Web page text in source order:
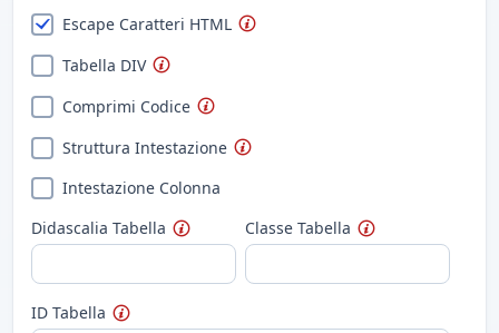
Escape Caratteri HTML
Tabella DIV
Comprimi Codice
Struttura Intestazione
Intestazione Colonna
Didascalia Tabella
Classe Tabella
ID Tabella